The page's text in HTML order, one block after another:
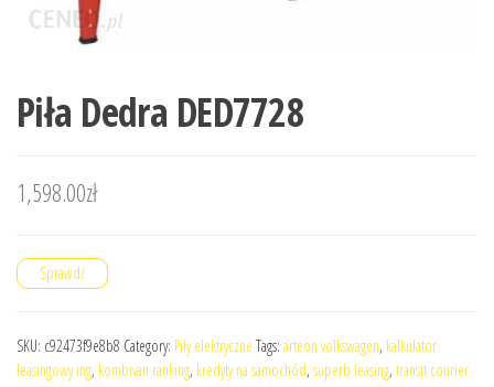
Piła Dedra DED7728
1,598.00zł
Sprawdź
SKU: c92473f9e8b8 Category: Piły elektryczne Tags: arteon volkswagen, kalkulator
leasingowy ing, kombivan ranking, kredyty na samochód, superb leasing, transit courier